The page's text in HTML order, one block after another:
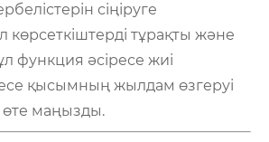
сіңіруге
көрсеткіштерді тұрақты және
функция әсіресе жиі
қысымның жылдам өзгеруі
маңызды.